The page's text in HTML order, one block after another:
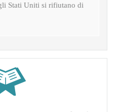
Stati Uniti si rifiutano di